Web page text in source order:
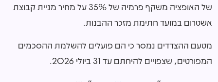
של האופציה משקף פרמיה של 35% על מחיר מניית קבוצת
אשטרום במועד חתימת מזכר ההבנות.
מטעם ההצדדים נמסר כי הם פועלים להשלמת ההסכמים
המפורטים, שצפויים להיחתם עד 31 ביולי 2026.